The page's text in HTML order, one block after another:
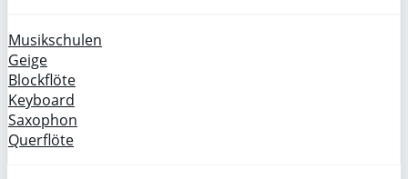
Musikschulen
Geige
Blockflöte
Keyboard
Saxophon
Querflöte